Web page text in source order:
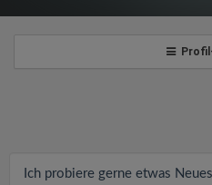
Ich probiere gerne etwas